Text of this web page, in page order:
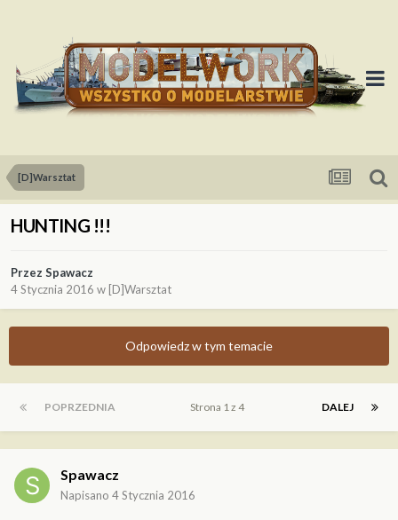
[D]Warsztat
HUNTING !!!
Przez Spawacz
4 Stycznia 2016 w [D]Warsztat
Odpowiedz w tym temacie
POPRZEDNIA DALEJ
Strona 1 z 4
Spawacz
Napisano 4 Stycznia 2016